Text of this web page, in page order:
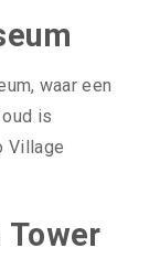
waar een
is
Village
Tower